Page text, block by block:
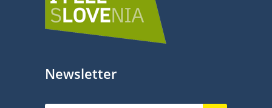
Newsletter